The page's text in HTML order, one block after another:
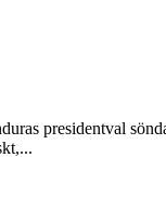
presidentval